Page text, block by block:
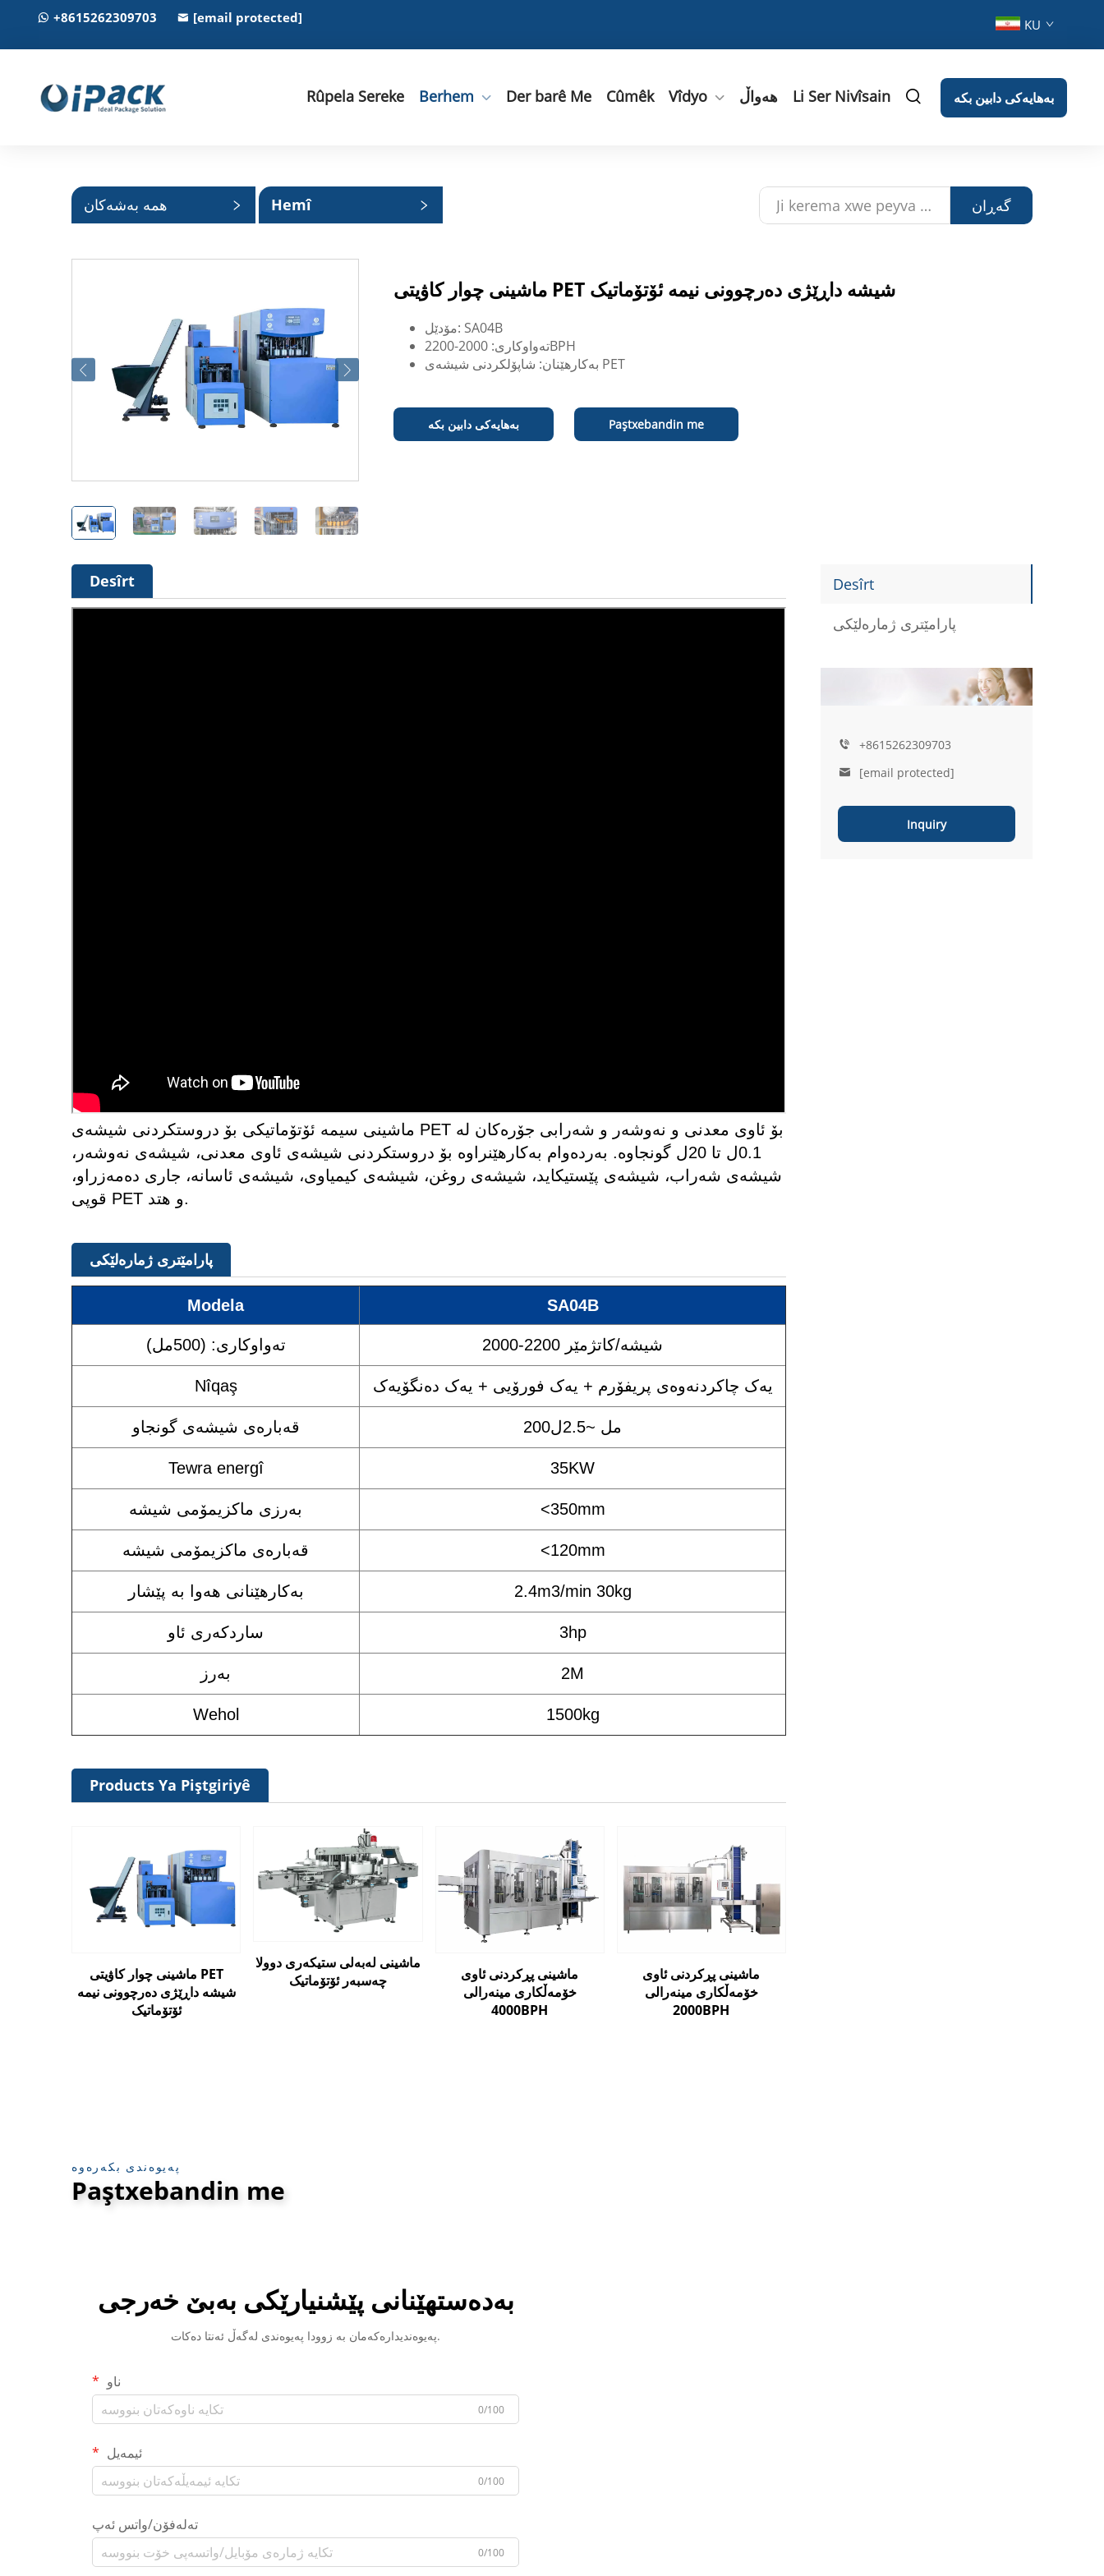
+8615262309703 [email protected] KU
Rûpela Sereke Berhem Der barê Me Cûmêk Vîdyo هەواڵ Li Ser Nivîsain بەهایەکی دابین بکە
همە بەشەکان
Hemî
گەڕان
ماشینی چوار کاۋیتی PET شیشە داڕێژی دەرچوونی نیمە ئۆتۆماتیک
مۆدێل: SA04B
تەواوکاری: 2000-2200BPH
بەکارهێنان: شاپۆلکردنی شیشەی PET
بەهایەکی دابین بکە Paştxebandin me
Desîrt
پارامێتری ژمارەلێکی
+8615262309703
[email protected]
Inquiry
Desîrt
ماشینی سیمه ئۆتۆماتیکی بۆ دروستکردنی شیشەی PET بۆ ئاوی معدنی و نەوشەر و شەرابی جۆرەکان لە
0.1ل تا 20ل گونجاوە. بەردەوام بەکارهێنراوە بۆ دروستکردنی شیشەی ئاوی معدنی، شیشەی نەوشەر،
شیشەی شەراب، شیشەی پێستیکاید، شیشەی روغن، شیشەی کیمیاوی، شیشەی ئاسانە، جاری دەمەزراو،
قوپی PET و هتد.
پارامێتری ژمارەلێکی
Modela SA04B
تەواوکاری: (500مل) 2000-2200 شیشە/کاتژمێر
Nîqaş یەک چاکردنەوەی پریفۆرم + یەک فورۆیی + یەک دەنگۆیەک
قەبارەی شیشەی گونجاو 200مل ~2.5ل
Tewra energî 35KW
بەرزی ماکزیمۆمی شیشە <350mm
قەبارەی ماکزیمۆمی شیشە <120mm
بەکارهێنانی هەوا بە پێشار 2.4m3/min 30kg
ساردکەری ئاو 3hp
بەرز 2M
Wehol 1500kg
Products Ya Piştgiriyê
ماشینی چوار کاۋیتی PET
شیشە داڕێژی دەرچوونی نیمە
ئۆتۆماتیک
ماشینی لەبەلی ستیکەری دوولا
چەسبەر ئۆتۆماتیک
ماشینی پڕکردنی ئاوی
خۆمەڵکاری مینەرالی
4000BPH
ماشینی پڕکردنی ئاوی
خۆمەڵکاری مینەرالی
2000BPH
پەیوەندی بکەرەوە
Paştxebandin me
بەدەستهێنانی پێشنیارێکی بەبێ خەرجی
پەیوەندیدارەکەمان بە زوودا پەیوەندی لەگەڵ ئەنتا دەکات.
ناو
0/100
ئیمەیل
0/100
تەلەفۆن/واتس ئەپ
0/100